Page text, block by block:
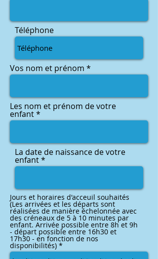
Téléphone
Vos nom et prénom
Les nom et prénom de votre
enfant
La date de naissance de votre
enfant
Jours et horaires d'acceuil souhaités
(Les arrivées et les départs sont
réalisées de manière échelonnée avec
des créneaux de 5 à 10 minutes par
enfant. Arrivée possible entre 8h et 9h
- départ possible entre 16h30 et
17h30 - en fonction de nos
disponibilités)